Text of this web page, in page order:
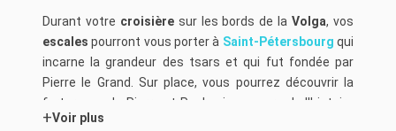
Ports Compagnies
Rechercher
Durant votre croisièresur les bords de laVolga, vos
escales pourront vous porter à Saint-Pétersbourg qui
incarne la grandeur des tsars et qui fut fondée par
Pierre le Grand. Sur place, vous pourrez découvrir la
forteresse de Pierre et Paul qui, au cours de l'histoire
fut le lieu privilégié pour enterrer les empereurs russes
+Voir plus